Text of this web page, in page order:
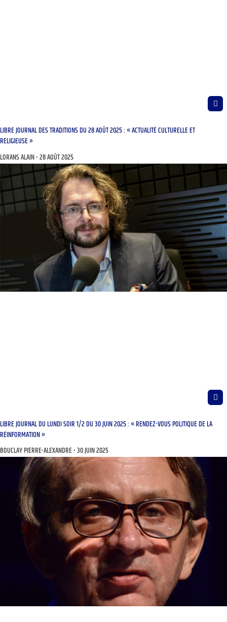
LIBRE JOURNAL DES TRADITIONS DU 28 AOÛT 2025 : « ACTUALITÉ CULTURELLE ET
RELIGIEUSE »
LORANS ALAIN 28 AOÛT 2025
LIBRE JOURNAL DU LUNDI SOIR 1/2 DU 30 JUIN 2025 : « RENDEZ-VOUS POLITIQUE DE LA
RÉINFORMATION »
BOUCLAY PIERRE-ALEXANDRE 30 JUIN 2025